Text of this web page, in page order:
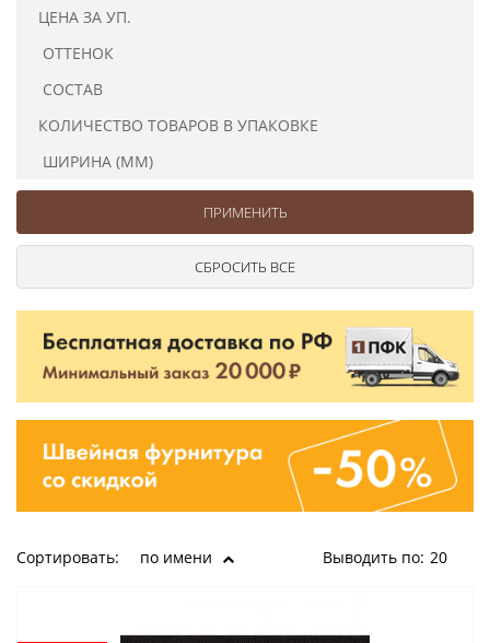
ЦЕНА ЗА УП.
ОТТЕНОК
СОСТАВ
КОЛИЧЕСТВО ТОВАРОВ В УПАКОВКЕ
ШИРИНА (ММ)
Сортировать: по имени Выводить по: 20
Ушковые
Цепочки шарики с замком
Ткани
Сумочная фурнитура